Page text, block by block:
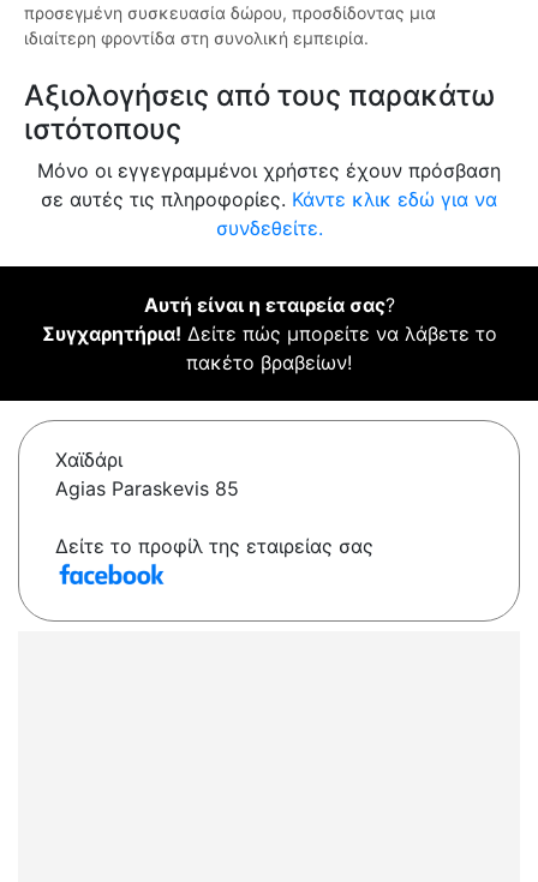
προσεγμένη συσκευασία δώρου, προσδίδοντας μια
ιδιαίτερη φροντίδα στη συνολική εμπειρία.
Αξιολογήσεις από τους παρακάτω
ιστότοπους
Μόνο οι εγγεγραμμένοι χρήστες έχουν πρόσβαση
σε αυτές τις πληροφορίες. Κάντε κλικ εδώ για να
συνδεθείτε.
Αυτή είναι η εταιρεία σας?
Συγχαρητήρια! Δείτε πώς μπορείτε να λάβετε το
πακέτο βραβείων!
Χαϊδάρι
Agias Paraskevis 85
Δείτε το προφίλ της εταιρείας σας